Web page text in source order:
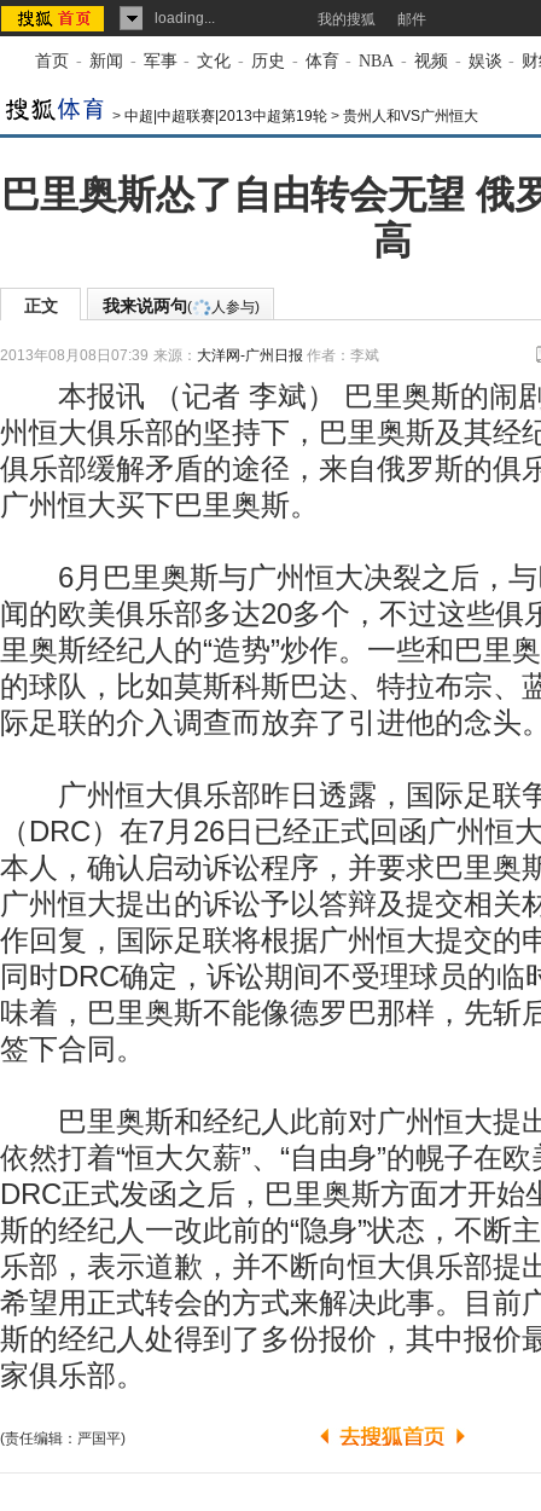
loading... 我的搜狐 邮件
首页 - 新闻 - 军事 - 文化 - 历史 - 体育 - NBA - 视频 - 娱谈 -
> 中超|中超联赛|2013中超第19轮 > 贵州人和VS广州恒大
巴里奥斯怂了自由转会无望 俄
高
正文 我来说两句( 人参与)
2013年08月08日07:39 来源： 大洋网-广州日报 作者：李斌
本报讯 （记者 李斌） 巴里奥斯的闹
州恒大俱乐部的坚持下，巴里奥斯及其经
俱乐部缓解矛盾的途径，来自俄罗斯的俱
广州恒大买下巴里奥斯。
6月巴里奥斯与广州恒大决裂之后，与
闻的欧美俱乐部多达20多个，不过这些俱
里奥斯经纪人的“造势”炒作。一些和巴里
的球队，比如莫斯科斯巴达、特拉布宗、
际足联的介入调查而放弃了引进他的念头
广州恒大俱乐部昨日透露，国际足联
（DRC）在7月26日已经正式回函广州恒
本人，确认启动诉讼程序，并要求巴里奥
广州恒大提出的诉讼予以答辩及提交相关
作回复，国际足联将根据广州恒大提交的
同时DRC确定，诉讼期间不受理球员的临
味着，巴里奥斯不能像德罗巴那样，先斩
签下合同。
巴里奥斯和经纪人此前对广州恒大提
依然打着“恒大欠薪”、“自由身”的幌子在
DRC正式发函之后，巴里奥斯方面才开始
斯的经纪人一改此前的“隐身”状态，不断
乐部，表示道歉，并不断向恒大俱乐部提
希望用正式转会的方式来解决此事。目前
斯的经纪人处得到了多份报价，其中报价
家俱乐部。
(责任编辑：严国平)